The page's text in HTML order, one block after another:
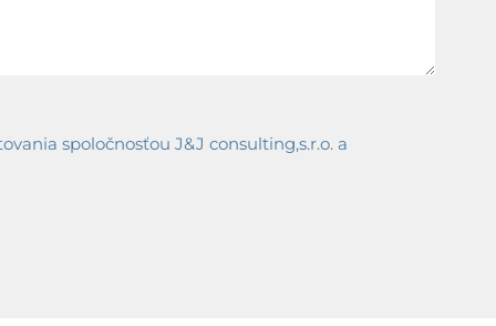
spoločnosťou J&J consulting,s.r.o. a